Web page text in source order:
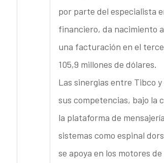
por parte del especialista
financiero, da nacimiento
una facturación en el
105,9 millones de dólares.
Las sinergias entre Tibco
sus competencias, bajo la
la plataforma de
sistemas como espinal
se apoya en los motores